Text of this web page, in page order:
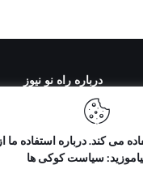
درباره راه‌ نو نیوز
می کند. درباره استفاده ما
سیاست کوکی ها